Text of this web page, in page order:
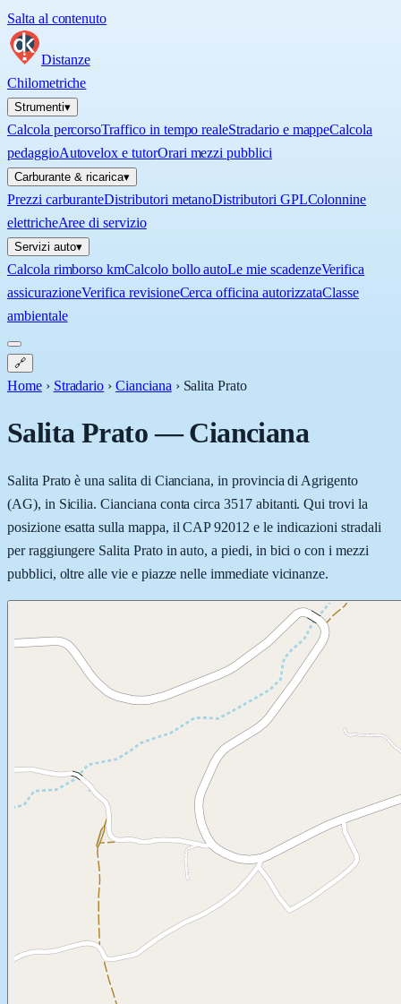
Salta al contenuto
Distanze
Chilometriche
Strumenti▾
Calcola percorsoTraffico in tempo realeStradario e mappeCalcola
pedaggioAutovelox e tutorOrari mezzi pubblici
Carburante & ricarica▾
Prezzi carburanteDistributori metanoDistributori GPLColonnine
elettricheAree di servizio
Servizi auto▾
Calcola rimborso kmCalcolo bollo autoLe mie scadenzeVerifica
assicurazioneVerifica revisioneCerca officina autorizzataClasse
ambientale
🔗
Home › Stradario › Cianciana › Salita Prato
Salita Prato—Cianciana
Salita Prato è una salita di Cianciana, in provincia di Agrigento
(AG), in Sicilia. Cianciana conta circa 3517 abitanti. Qui trovi la
posizione esatta sulla mappa, il CAP 92012 e le indicazioni stradali
per raggiungere Salita Prato in auto, a piedi, in bici o con i mezzi
pubblici, oltre alle vie e piazze nelle immediate vicinanze.